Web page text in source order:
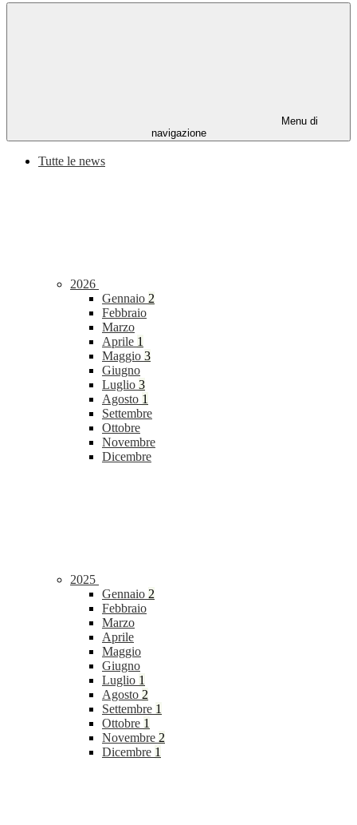
Menu di
navigazione
Tutte le news
2026
Gennaio 2
Febbraio
Marzo
Aprile 1
Maggio 3
Giugno
Luglio 3
Agosto 1
Settembre
Ottobre
Novembre
Dicembre
2025
Gennaio 2
Febbraio
Marzo
Aprile
Maggio
Giugno
Luglio 1
Agosto 2
Settembre 1
Ottobre 1
Novembre 2
Dicembre 1